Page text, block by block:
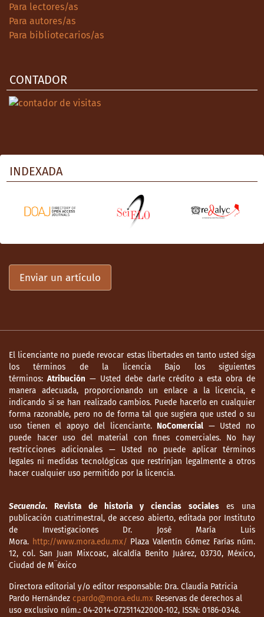
Para lectores/as
Para autores/as
Para bibliotecarios/as
CONTADOR
INDEXADA
Enviar un artículo
El licenciante no puede revocar estas libertades en tanto usted siga
los términos de la licencia Bajo los siguientes
términos: Atribución — Usted debe darle crédito a esta obra de
manera adecuada, proporcionando un enlace a la licencia, e
indicando si se han realizado cambios. Puede hacerlo en cualquier
forma razonable, pero no de forma tal que sugiera que usted o su
uso tienen el apoyo del licenciante.NoComercial — Usted no
puede hacer uso del material con fines comerciales. No hay
restricciones adicionales — Usted no puede aplicar términos
legales ni medidas tecnológicas que restrinjan legalmente a otros
hacer cualquier uso permitido por la licencia.
Secuencia. Revista de historia y ciencias socialeses una
publicación cuatrimestral, de acceso abierto, editada por Instituto
de Investigaciones Dr. José María Luis
Mora. http://www.mora.edu.mx/ Plaza Valentín Gómez Farías núm.
12, col. San Juan Mixcoac, alcaldía Benito Juárez, 03730, México,
Ciudad de M¨éxico
Directora editorial y/o editor responsable: Dra. Claudia Patricia
Pardo Hernández cpardo@mora.edu.mx Reservas de derechos al
uso exclusivo núm.: 04-2014-072511422000-102, ISSN: 0186-0348.